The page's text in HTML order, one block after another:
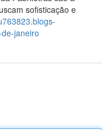
sofisticação e
janeiro